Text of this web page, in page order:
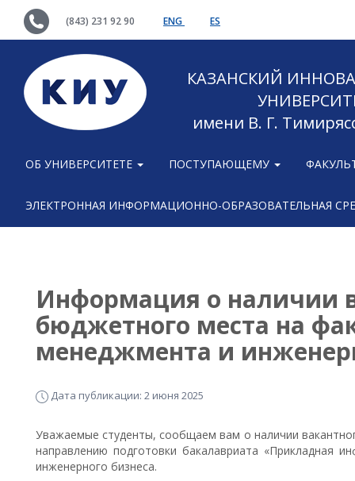
(843) 231 92 90 ENG ES
КАЗАНСКИЙ
имени В. Г.
ОБ УНИВЕРСИТЕТЕ ПОСТУПАЮЩЕМУ
ЭЛЕКТРОННАЯ ИНФОРМАЦИОННО-ОБРАЗОВАТЕЛЬНАЯ
Информация о наличии
бюджетного места на
менеджмента и
Дата публикации: 2 июня 2025
Уважаемые студенты, сообщаем вам о наличии
направлению подготовки бакалавриата «Прикладная
инженерного бизнеса.